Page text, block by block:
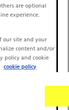
are optional
experience.
our site and your
content and/or
policy and cookie
cookie policy